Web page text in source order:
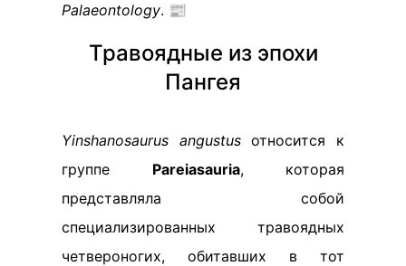
Palaeontology. 📰
Травоядные из эпохи
Пангея
Yinshanosaurus angustusотносится к
группе Pareiasauria, которая
представляла собой
специализированных травоядных
четвероногих, обитавших в тот